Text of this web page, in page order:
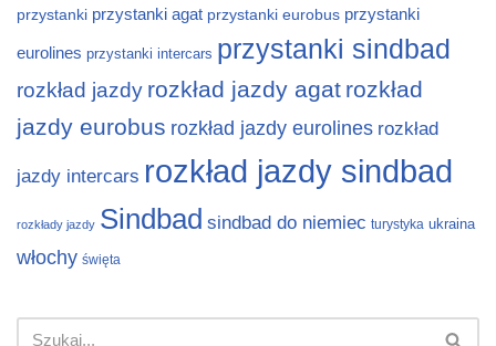
przystanki przystanki agat przystanki eurobus przystanki
eurolines przystanki intercars przystanki sindbad
rozkład jazdy rozkład jazdy agat rozkład
jazdy eurobus rozkład jazdy eurolines rozkład
jazdy intercars rozkład jazdy sindbad
rozkłady jazdy Sindbad sindbad do niemiec turystyka ukraina
włochy święta